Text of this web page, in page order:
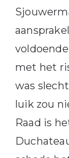
met het
was
luik zou
Raad is